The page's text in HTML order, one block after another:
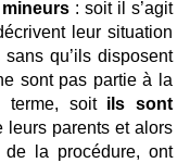
: soit il s’agit
leur situation
qu’ils disposent
sont pas partie à la
terme, soit ils sont
leurs parents et alors
la procédure, ont